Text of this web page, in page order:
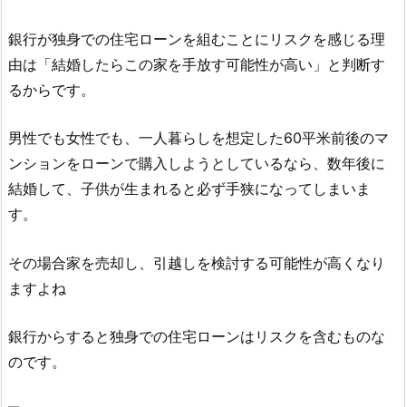
銀行が独身での住宅ローンを組むことにリスクを感じる理
由は「結婚したらこの家を手放す可能性が高い」と判断す
るからです。
男性でも女性でも、一人暮らしを想定した60平米前後のマ
ンションをローンで購入しようとしているなら、数年後に
結婚して、子供が生まれると必ず手狭になってしまいま
す。
その場合家を売却し、引越しを検討する可能性が高くなり
ますよね
銀行からすると独身での住宅ローンはリスクを含むものな
のです。